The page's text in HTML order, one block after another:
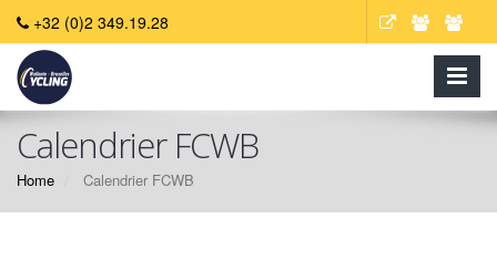
+32 (0)2 349.19.28
Calendrier FCWB
Home Calendrier FCWB